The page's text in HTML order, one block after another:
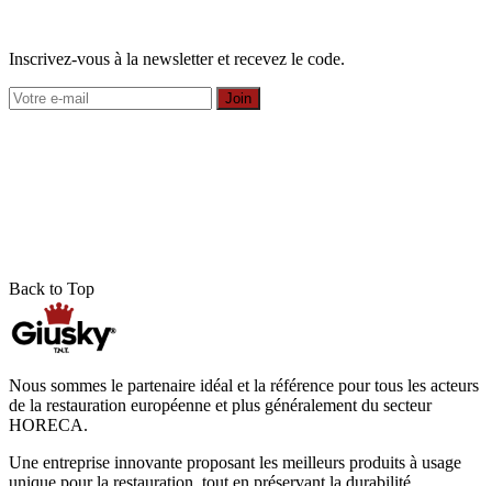
Inscrivez-vous à la newsletter et recevez le code.
Join
Back to Top
Nous sommes le partenaire idéal et la référence pour tous les acteurs
de la restauration européenne et plus généralement du secteur
HORECA.
Une entreprise innovante proposant les meilleurs produits à usage
unique pour la restauration, tout en préservant la durabilité